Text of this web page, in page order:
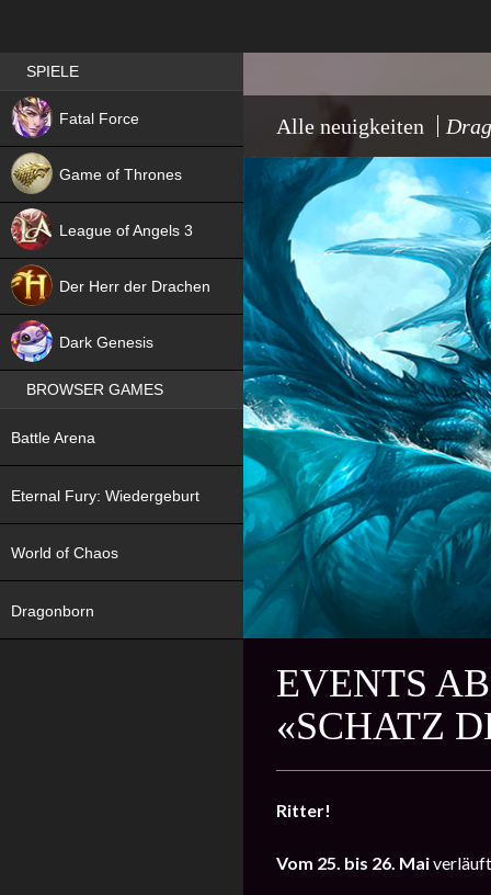
Alle neuigkeiten
EVENTS
«SCHATZ
Ritter!
Vom 25. bis 26. Mai
Best RPG games in Germany
SPIELE
Fatal Force
NEW
Game of Thrones
League of Angels 3
Der Herr der Drachen
Dark Genesis
BROWSER GAMES
Battle Arena
NEW
Eternal Fury: Wiedergeburt
World of Chaos
Dragonborn